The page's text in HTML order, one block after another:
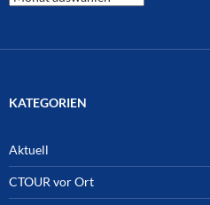
Archiv
KATEGORIEN
Aktuell
CTOUR vor Ort